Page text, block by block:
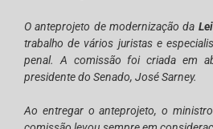
O anteprojeto de modernização da
trabalho de vários juristas e
penal. A comissão foi criada em
presidente do Senado, José Sarney.
Ao entregar o anteprojeto, o